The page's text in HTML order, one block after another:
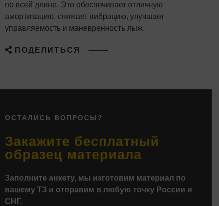
по всей длине. Это обеспечивает отличную
амортизацию, снижает вибрацию, улучшает
управляемость и маневренность лыж.
ПОДЕЛИТЬСЯ
ОСТАЛИСЬ ВОПРОСЫ?
Закажите бесплатный
образец материала
Заполните анкету, мы изготовим материал по
вашему ТЗ и отправим в любую точку России и
СНГ.